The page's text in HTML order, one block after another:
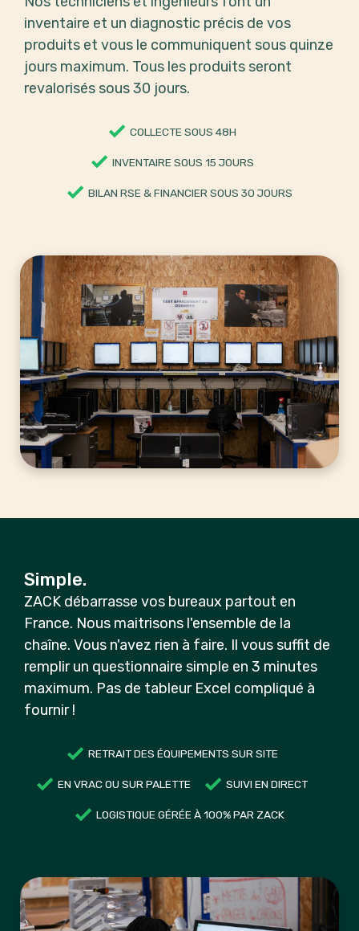
inventaire et un diagnostic précis de vos
produits et vous le communiquent sous quinze
jours maximum. Tous les produits seront
revalorisés sous 30 jours.
COLLECTE SOUS 48H
INVENTAIRE SOUS 15 JOURS
BILAN RSE & FINANCIER SOUS 30 JOURS
Simple.
ZACK débarrasse vos bureaux partout en
France. Nous maitrisons l'ensemble de la
chaîne. Vous n'avez rien à faire. Il vous suffit de
remplir un questionnaire simple en 3 minutes
maximum. Pas de tableur Excel compliqué à
fournir !
RETRAIT DES ÉQUIPEMENTS SUR SITE
EN VRAC OU SUR PALETTE SUIVI EN DIRECT
LOGISTIQUE GÉRÉE À 100% PAR ZACK